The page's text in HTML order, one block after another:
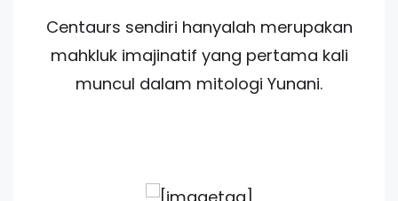
Centaurs sendiri hanyalah merupakan
mahkluk imajinatif yang pertama kali
muncul dalam mitologi Yunani.